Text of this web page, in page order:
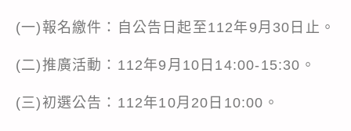
(一)報名繳件：自公告日起至112年9月30日止。
(二)推廣活動：112年9月10日14:00-15:30。
(三)初選公告：112年10月20日10:00。